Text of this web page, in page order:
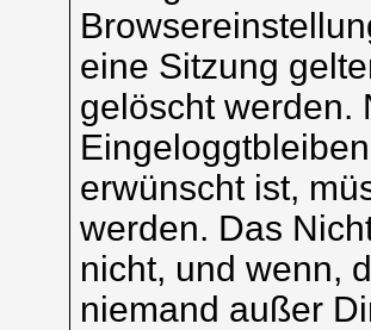
eine Sitzung
gelöscht werden.
erwünscht ist,
werden. Das
nicht, und wenn,
niemand außer